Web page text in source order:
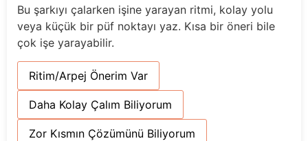
Bu şarkıyı çalarken işine yarayan ritmi, kolay yolu
veya küçük bir püf noktayı yaz. Kısa bir öneri bile
çok işe yarayabilir.
Ritim/Arpej Önerim Var
Daha Kolay Çalım Biliyorum
Zor Kısmın Çözümünü Biliyorum